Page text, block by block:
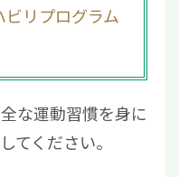
リプログラム
な運動習慣を身に
てください。